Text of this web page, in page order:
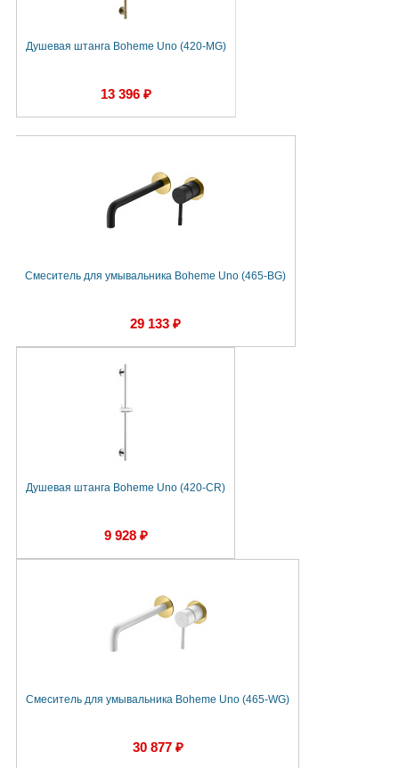
Душевая штанга Boheme Uno (420-MG)
13 396 ₽
Смеситель для умывальника Boheme Uno (465-BG)
29 133 ₽
Душевая штанга Boheme Uno (420-CR)
9 928 ₽
Смеситель для умывальника Boheme Uno (465-WG)
30 877 ₽